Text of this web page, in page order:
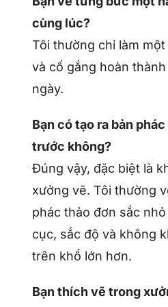
cùng lúc?
Tôi thường chỉ làm
và cố gắng hoàn
ngày.
Bạn có tạo ra bản
trước không?
Đúng vậy, đặc biệt là
xưởng vẽ. Tôi thường
phác thảo đơn sắc
cục, sắc độ và không
trên khổ lớn hơn.
Bạn thích vẽ trong